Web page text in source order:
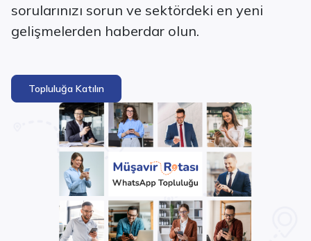
sorularınızı sorun ve sektördeki en yeni
gelişmelerden haberdar olun.
Topluluğa Katılın